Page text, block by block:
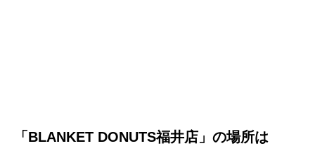
「BLANKET DONUTS福井店」の場所は